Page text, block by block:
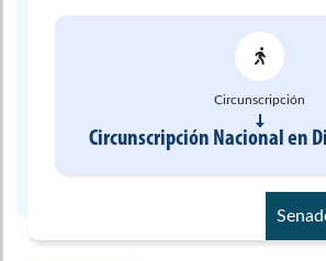
Circunscripción
Circunscripción Nacional en